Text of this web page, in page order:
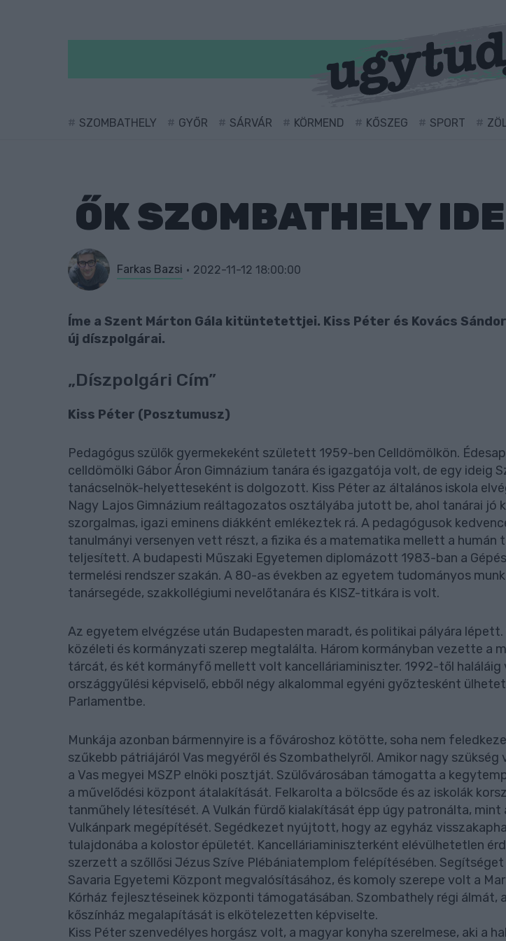
SZOMBATHELY GYŐR SÁRVÁR KÖRMEND KŐSZEG SPORT
ŐK SZOMBATHELY
Farkas Bazsi 2022-11-12 18:00:00
Íme a Szent Márton Gála kitüntetettjei. Kiss Péter és Kovács
új díszpolgárai.
„Díszpolgári Cím”
Kiss Péter (Posztumusz)
Pedagógus szülők gyermekeként született 1959-ben Celldömölkön.
celldömölki Gábor Áron Gimnázium tanára és igazgatója volt, de egy ideig
tanácselnök-helyetteseként is dolgozott. Kiss Péter az általános iskola
Nagy Lajos Gimnázium reáltagozatos osztályába jutott be, ahol tanárai jó
szorgalmas, igazi eminens diákként emlékeztek rá. A pedagógusok
tanulmányi versenyen vett részt, a fizika és a matematika mellett a humán
teljesített. A budapesti Műszaki Egyetemen diplomázott 1983-ban a
termelési rendszer szakán. A 80-as években az egyetem tudományos
tanársegéde, szakkollégiumi nevelőtanára és KISZ-titkára is volt.
Az egyetem elvégzése után Budapesten maradt, és politikai pályára lépett.
közéleti és kormányzati szerep megtalálta. Három kormányban vezette a
tárcát, és két kormányfő mellett volt kancelláriaminiszter. 1992-től haláláig
országgyűlési képviselő, ebből négy alkalommal egyéni győztesként
Parlamentbe.
Munkája azonban bármennyire is a fővároshoz kötötte, soha nem
szűkebb pátriájáról Vas megyéről és Szombathelyről. Amikor nagy szükség
a Vas megyei MSZP elnöki posztját. Szülővárosában támogatta a
a művelődési központ átalakítását. Felkarolta a bölcsőde és az iskolák
tanműhely létesítését. A Vulkán fürdő kialakítását épp úgy patronálta, mint
Vulkánpark megépítését. Segédkezet nyújtott, hogy az egyház
tulajdonába a kolostor épületét. Kancelláriaminiszterként elévülhetetlen
szerzett a szőllősi Jézus Szíve Plébániatemplom felépítésében.
Savaria Egyetemi Központ megvalósításához, és komoly szerepe volt a
Kórház fejlesztéseinek központi támogatásában. Szombathely régi álmát,
kőszínház megalapítását is elkötelezetten képviselte.
Kiss Péter szenvedélyes horgász volt, a magyar konyha szerelmese, aki a